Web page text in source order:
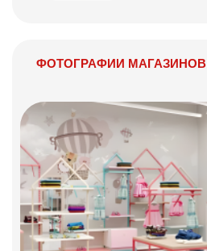
ФОТОГРАФИИ МАГАЗИНОВ